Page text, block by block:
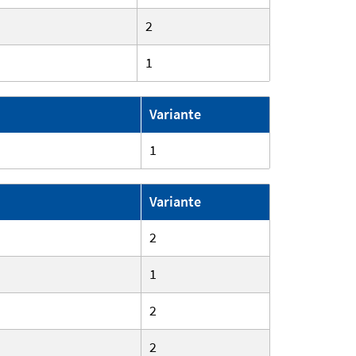
2
1
Variante
1
Variante
2
1
2
2